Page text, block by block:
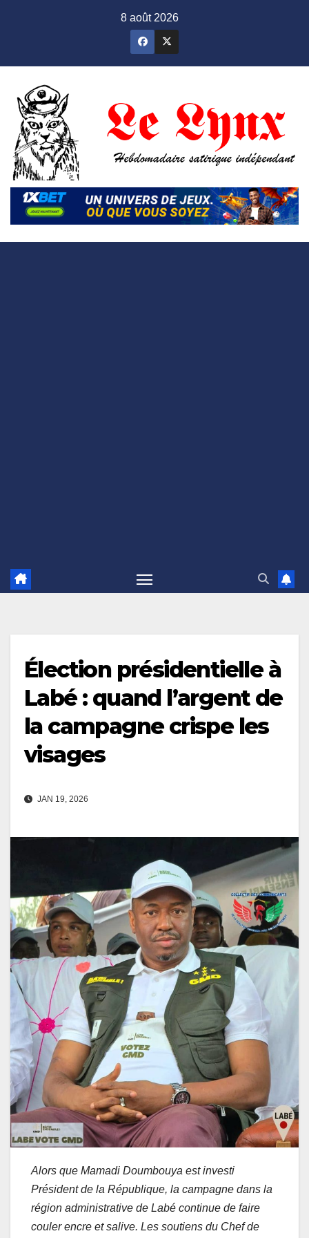
8 août 2026
Élection présidentielle à
Labé : quand l’argent de
la campagne crispe les
visages
JAN 19, 2026
Alors que Mamadi Doumbouya est investi
Président de la République, la campagne dans la
région administrative de Labé continue de faire
couler encre et salive. Les soutiens du Chef de